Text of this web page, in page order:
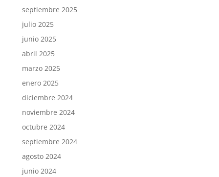
septiembre 2025
julio 2025
junio 2025
abril 2025
marzo 2025
enero 2025
diciembre 2024
noviembre 2024
octubre 2024
septiembre 2024
agosto 2024
junio 2024